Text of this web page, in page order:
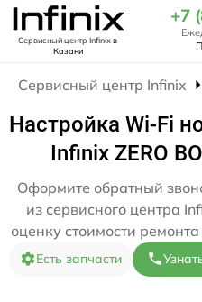
Сервисный центр Infinixв
Казани
+7
Сервисный центр Infinix
Настройка Wi-Fi
Infinix ZERO
Оформите обратный
из сервисного центра
оценку стоимости
Есть запчасти